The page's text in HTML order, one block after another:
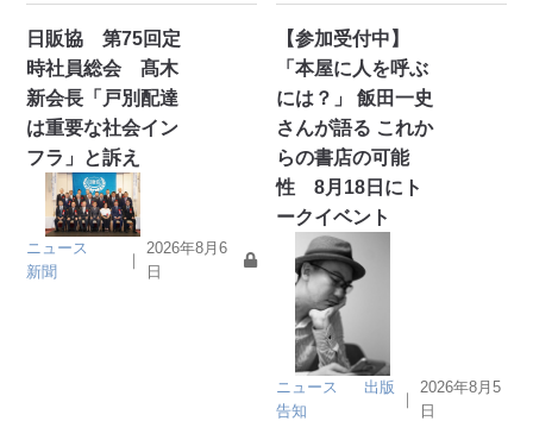
日販協 第75回定
時社員総会 髙木
新会長「戸別配達
は重要な社会イン
フラ」と訴え
ニュース
新聞
｜
2026年8月6
日
【参加受付中】
「本屋に人を呼ぶ
には？」 飯田一史
さんが語る これか
らの書店の可能
性 8月18日にト
ークイベント
ニュース
出版
告知
｜
2026年8月5
日